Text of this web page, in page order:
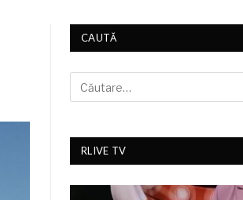
CAUTĂ
RLIVE TV